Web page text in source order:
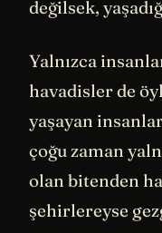
değilsek,
Yalnızca
havadisler de
yaşayan
çoğu zaman
olan bitenden
şehirlereyse